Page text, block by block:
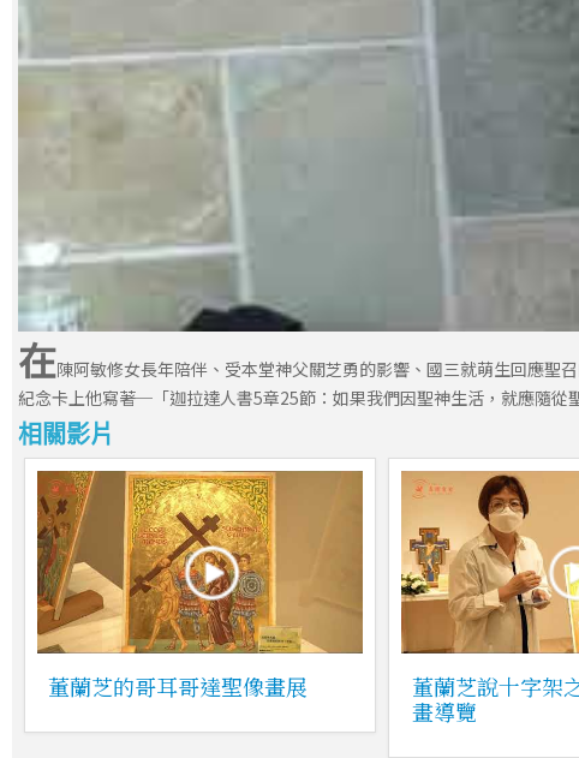
在陳阿敏修女長年陪伴、受本堂神父關芝勇的影響、國三就萌生回應聖
紀念卡上他寫著─「迦拉達人書5章25節：如果我們因聖神生活，就應隨從
相關影片
董蘭芝的哥耳哥達聖像畫展
董蘭芝說十字架
畫導覽